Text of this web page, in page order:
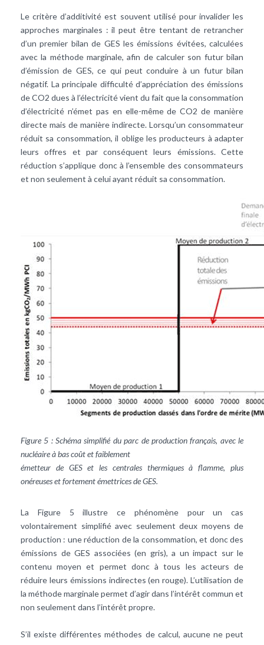
Le critère d’additivité est souvent utilisé pour invalider les
approches marginales : il peut être tentant de retrancher
d’un premier bilan de GES les émissions évitées, calculées
avec la méthode marginale, afin de calculer son futur bilan
d’émission de GES, ce qui peut conduire à un futur bilan
négatif. La principale difficulté d’appréciation des émissions
de CO2 dues à l’électricité vient du fait que la consommation
d’électricité n’émet pas en elle-même de CO2 de manière
directe mais de manière indirecte. Lorsqu’un consommateur
réduit sa consommation, il oblige les producteurs à adapter
leurs offres et par conséquent leurs émissions. Cette
réduction s’applique donc à l’ensemble des consommateurs
et non seulement à celui ayant réduit sa consommation.
Figure 5 : Schéma simplifié du parc de production français, avec le
nucléaire à bas coût et faiblement
émetteur de GES et les centrales thermiques à flamme, plus
onéreuses et fortement émettrices de GES.
La Figure 5 illustre ce phénomène pour un cas
volontairement simplifié avec seulement deux moyens de
production : une réduction de la consommation, et donc des
émissions de GES associées (en gris), a un impact sur le
contenu moyen et permet donc à tous les acteurs de
réduire leurs émissions indirectes (en rouge). L’utilisation de
la méthode marginale permet d’agir dans l’intérêt commun et
non seulement dans l’intérêt propre.
S’il existe différentes méthodes de calcul, aucune ne peut